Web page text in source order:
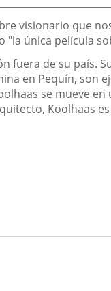
visionario que
única película
fuera de su país.
en Pequín,
se mueve
Koolhaas